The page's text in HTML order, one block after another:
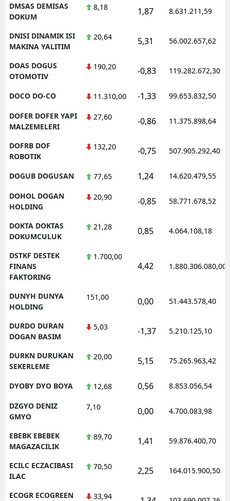
DMSAS DEMISAS
DOKUM
8,18 1,87 8.631.211,59
DNISI DINAMIK ISI
MAKINA YALITIM
20,64 5,31 56.002.657,62
DOAS DOGUS
OTOMOTIV
190,20 -0,83 119.282.672,30
DOCO DO-CO 11.310,00 -1,33 99.653.832,50
DOFER DOFER YAPI
MALZEMELERI
27,60 -0,86 11.375.898,64
DOFRB DOF
ROBOTIK
132,20 -0,75 507.905.292,40
DOGUB DOGUSAN 77,65 1,24 14.620.479,55
DOHOL DOGAN
HOLDING
20,90 -0,85 58.771.678,52
DOKTA DOKTAS
DOKUMCULUK
21,28 0,85 4.064.108,18
DSTKF DESTEK
FINANS
FAKTORING
1.700,00
4,42 1.880.306.080,00
DUNYH DUNYA
HOLDING
151,00 0,00 51.443.578,40
DURDO DURAN
DOGAN BASIM
5,03 -1,37 5.210.125,10
DURKN DURUKAN
SEKERLEME
20,00 5,15 75.265.963,42
DYOBY DYO BOYA 12,68 0,56 8.853.056,54
DZGYO DENIZ
GMYO
7,10 0,00 4.700.083,98
EBEBK EBEBEK
MAGAZACILIK
89,70 1,41 59.876.400,70
ECILC ECZACIBASI
ILAC
70,50 2,25 164.015.900,50
ECOGR ECOGREEN
33,94